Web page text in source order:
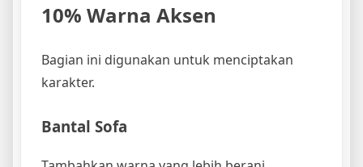
10% Warna Aksen
Bagian ini digunakan untuk menciptakan
karakter.
Bantal Sofa